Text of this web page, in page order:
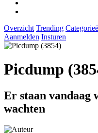
Overzicht Trending
Aanmelden Insturen
Picdump
Er staan vandaag
wachten